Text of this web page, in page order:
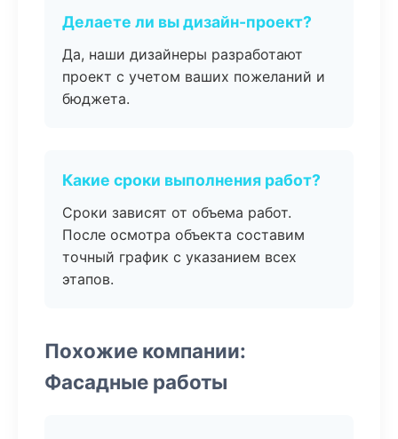
Делаете ли вы дизайн-проект?
Да, наши дизайнеры разработают
проект с учетом ваших пожеланий и
бюджета.
Какие сроки выполнения работ?
Сроки зависят от объема работ.
После осмотра объекта составим
точный график с указанием всех
этапов.
Похожие компании:
Фасадные работы